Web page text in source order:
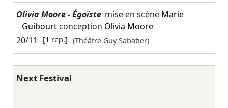
Olivia Moore - Égoïste mise en scène Marie
Guibourtconception Olivia Moore
20/11
[1 rep.] (Théâtre Guy Sabatier)
Next Festival